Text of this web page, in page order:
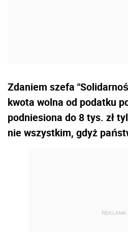
Zdaniem szefa
kwota wolna od podatku
podniesiona do 8 tys. zł
nie wszystkim, gdyż
REKLAMA